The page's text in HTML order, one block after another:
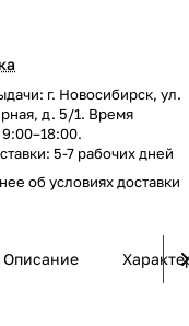
г. Новосибирск, ул.
д. 5/1. Время
5-7 рабочих дней
обусловиях доставки
Описание